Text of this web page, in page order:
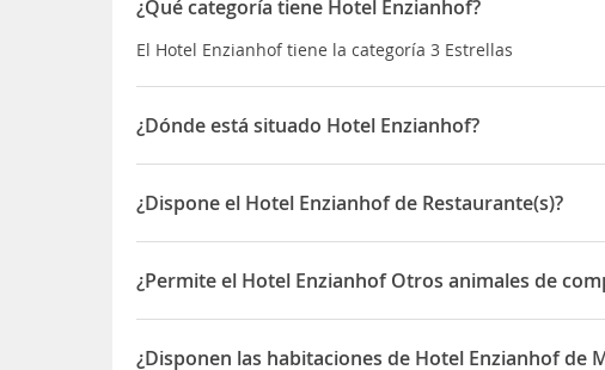
¿Qué categoría tiene Hotel Enzianhof?
El Hotel Enzianhof tiene la categoría 3 Estrellas
¿Dónde está situado Hotel Enzianhof?
El Hotel Enzianhof está situado en Oberwald 49
¿Dispone el Hotel Enzianhof de Restaurante(s)?
Sí, el Hotel Enzianhof dispone de Restaurante(s)
¿Permite el Hotel Enzianhof Otros animales de
Sí, el Hotel Enzianhof permite Otros animales de
¿Disponen las habitaciones de Hotel Enzianhof de